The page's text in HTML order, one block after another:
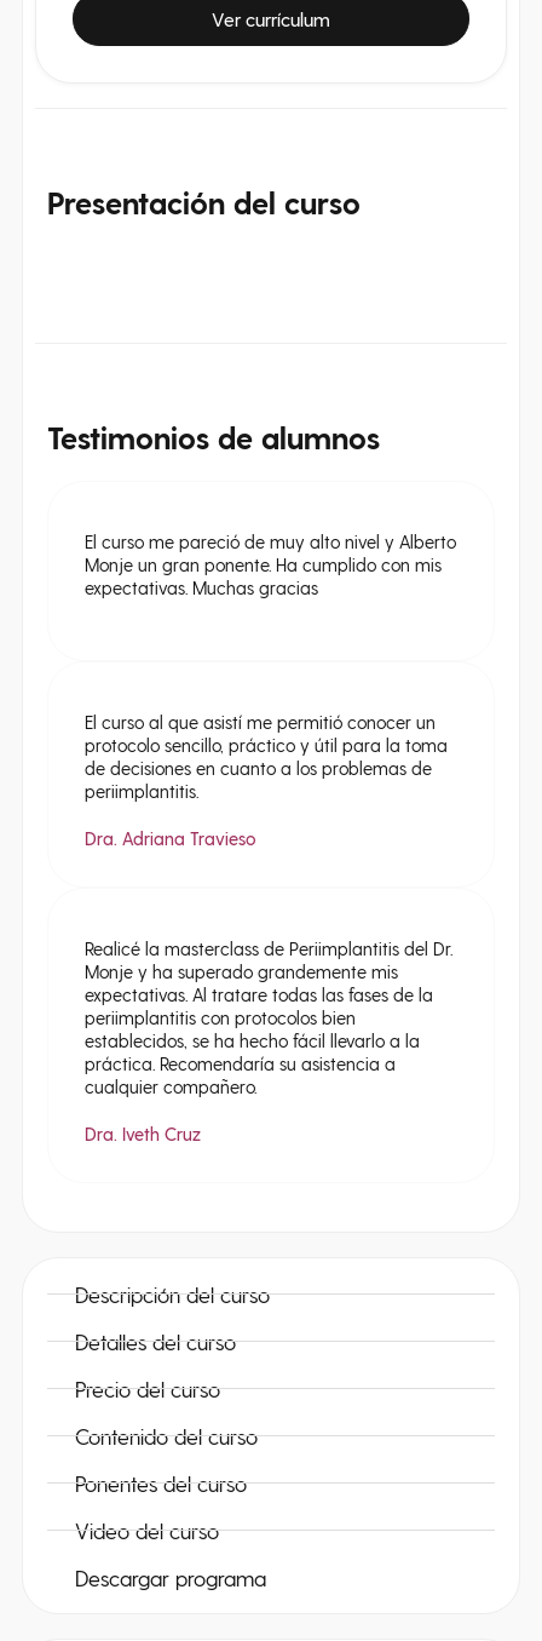
Ver currículum
Presentación del curso
Testimonios de alumnos
El curso me pareció de muy alto nivel y Alberto
Monje un gran ponente. Ha cumplido con mis
expectativas. Muchas gracias
El curso al que asistí me permitió conocer un
protocolo sencillo, práctico y útil para la toma
de decisiones en cuanto a los problemas de
periimplantitis.
Dra. Adriana Travieso
Realicé la masterclass de Periimplantitis del Dr.
Monje y ha superado grandemente mis
expectativas. Al tratare todas las fases de la
periimplantitis con protocolos bien
establecidos, se ha hecho fácil llevarlo a la
práctica. Recomendaría su asistencia a
cualquier compañero.
Dra. Iveth Cruz
Descripción del curso
Detalles del curso
Precio del curso
Contenido del curso
Ponentes del curso
Video del curso
Descargar programa